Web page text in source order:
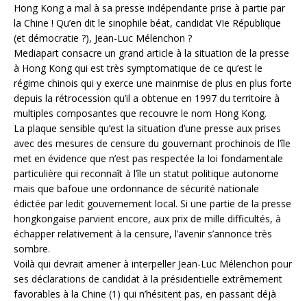
Hong Kong a mal à sa presse indépendante prise à partie par
la Chine ! Qu’en dit le sinophile béat, candidat VIe République
(et démocratie ?), Jean-Luc Mélenchon ?
Mediapart consacre un grand article à la situation de la presse
à Hong Kong qui est très symptomatique de ce qu’est le
régime chinois qui y exerce une mainmise de plus en plus forte
depuis la rétrocession qu’il a obtenue en 1997 du territoire à
multiples composantes que recouvre le nom Hong Kong.
La plaque sensible qu’est la situation d’une presse aux prises
avec des mesures de censure du gouvernant prochinois de l’île
met en évidence que n’est pas respectée la loi fondamentale
particulière qui reconnaît à l’île un statut politique autonome
mais que bafoue une ordonnance de sécurité nationale
édictée par ledit gouvernement local. Si une partie de la presse
hongkongaise parvient encore, aux prix de mille difficultés, à
échapper relativement à la censure, l’avenir s’annonce très
sombre.
Voilà qui devrait amener à interpeller Jean-Luc Mélenchon pour
ses déclarations de candidat à la présidentielle extrêmement
favorables à la Chine (1) qui n’hésitent pas, en passant déjà